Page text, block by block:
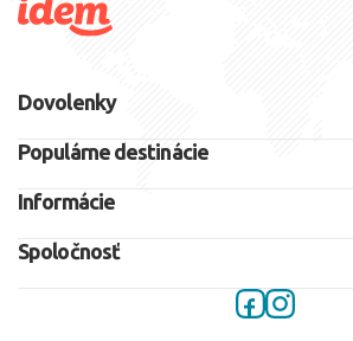
Dovolenky
Populárne destinácie
Informácie
Spoločnosť